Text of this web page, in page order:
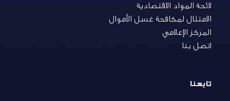
لائحة المواد الاقتصادية
الامتثال لمكافحة غسل الأموال
المركز الإعلامي
اتصل بنا
تابعنا